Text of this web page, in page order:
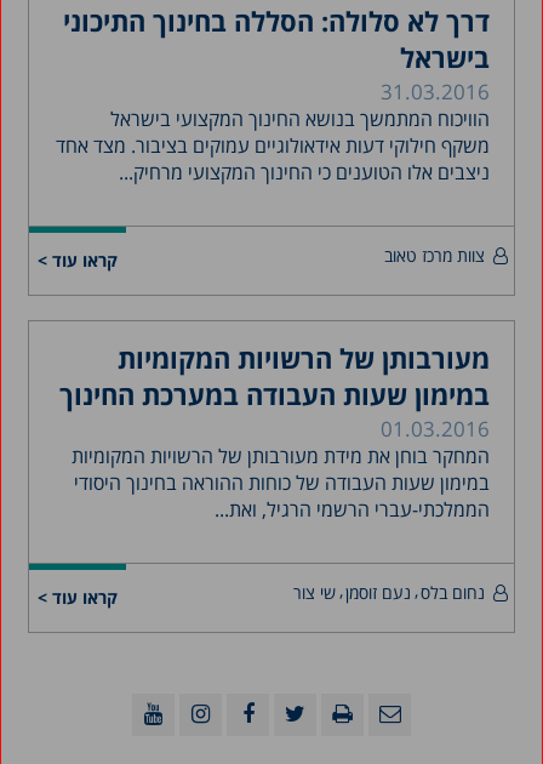
דרך לא סלולה: הסללה בחינוך התיכוני
בישראל
31.03.2016
הוויכוח המתמשך בנושא החינוך המקצועי בישראל
משקף חילוקי דעות אידאולוגיים עמוקים בציבור. מצד אחד
ניצבים אלו הטוענים כי החינוך המקצועי מרחיק...
קראו עוד > צוות מרכז טאוב
מעורבותן של הרשויות המקומיות
במימון שעות העבודה במערכת החינוך
01.03.2016
המחקר בוחן את מידת מעורבותן של הרשויות המקומיות
במימון שעות העבודה של כוחות ההוראה בחינוך היסודי
הממלכתי-עברי הרשמי הרגיל, ואת...
קראו עוד > נחום בלס נעם זוסמן שי צור